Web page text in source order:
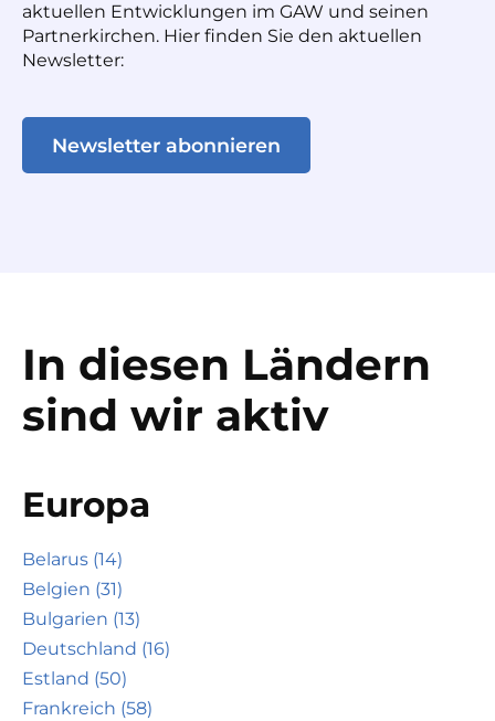
aktuellen Entwicklungen im GAW und seinen
Partnerkirchen. Hier finden Sie den aktuellen
Newsletter:
Newsletter abonnieren
In diesen Ländern
sind wir aktiv
Europa
Belarus (14)
Belgien (31)
Bulgarien (13)
Deutschland (16)
Estland (50)
Frankreich (58)